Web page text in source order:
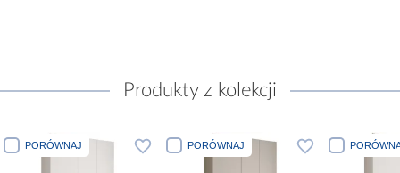
Produkty z kolekcji
PORÓWNAJ PORÓWNAJ